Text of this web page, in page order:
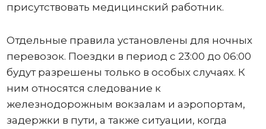
присутствовать медицинский работник.
Отдельные правила установлены для ночных
перевозок. Поездки в период с 23:00 до 06:00
будут разрешены только в особых случаях. К
ним относятся следование к
железнодорожным вокзалам и аэропортам,
задержки в пути, а также ситуации, когда